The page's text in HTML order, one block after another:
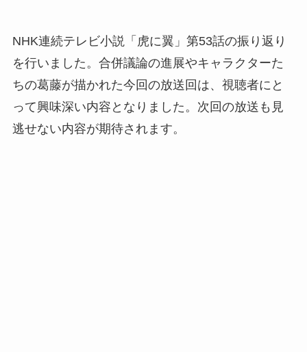
NHK連続テレビ小説「虎に翼」第53話の振り返り
を行いました。合併議論の進展やキャラクターた
ちの葛藤が描かれた今回の放送回は、視聴者にと
って興味深い内容となりました。次回の放送も見
逃せない内容が期待されます。